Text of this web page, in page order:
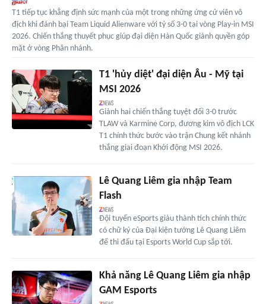
T1 tiếp tục khẳng định sức mạnh của một trong những ứng cử viên vô
địch khi đánh bại Team Liquid Alienware với tỷ số 3-0 tại vòng Play-in MSI
2026. Chiến thắng thuyết phục giúp đại diện Hàn Quốc giành quyền góp
mặt ở vòng Phân nhánh.
T1 'hủy diệt' đại diện Âu - Mỹ tại
MSI 2026
Giành hai chiến thắng tuyệt đối 3-0 trước
TLAW và Karmine Corp, đương kim vô địch LCK
T1 chính thức bước vào trận Chung kết nhánh
thắng giai đoạn Khởi động MSI 2026.
Lê Quang Liêm gia nhập Team
Flash
Đội tuyển eSports giàu thành tích chính thức
có chữ ký của Đại kiện tướng Lê Quang Liêm
để thi đấu tại Esports World Cup sắp tới.
Khả năng Lê Quang Liêm gia nhập
GAM Esports